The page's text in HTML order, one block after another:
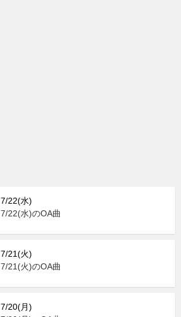
7/22(水)
7/22(水)のOA曲
7/21(火)
7/21(火)のOA曲
7/20(月)